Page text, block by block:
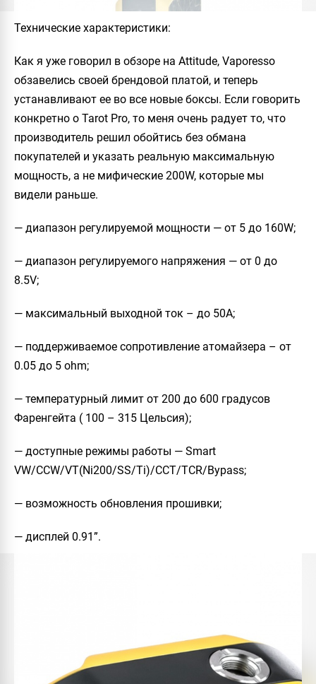
Технические характеристики:
Как я уже говорил в обзоре на Attitude, Vaporesso
обзавелись своей брендовой платой, и теперь
устанавливают ее во все новые боксы. Если говорить
конкретно о Tarot Pro, то меня очень радует то, что
производитель решил обойтись без обмана
покупателей и указать реальную максимальную
мощность, а не мифические 200W, которые мы
видели раньше.
— диапазон регулируемой мощности — от 5 до 160W;
— диапазон регулируемого напряжения — от 0 до
8.5V;
— максимальный выходной ток – до 50A;
— поддерживаемое сопротивление атомайзера – от
0.05 до 5 ohm;
— температурный лимит от 200 до 600 градусов
Фаренгейта ( 100 – 315 Цельсия);
— доступные режимы работы — Smart
VW/CCW/VT(Ni200/SS/Ti)/CCT/TCR/Bypass;
— возможность обновления прошивки;
— дисплей 0.91”.